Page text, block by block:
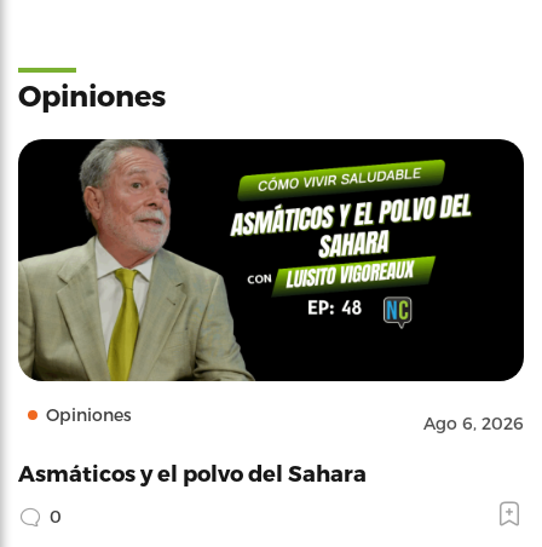
Opiniones
Opiniones Ago 6, 2026
Asmáticos y el polvo del Sahara
0